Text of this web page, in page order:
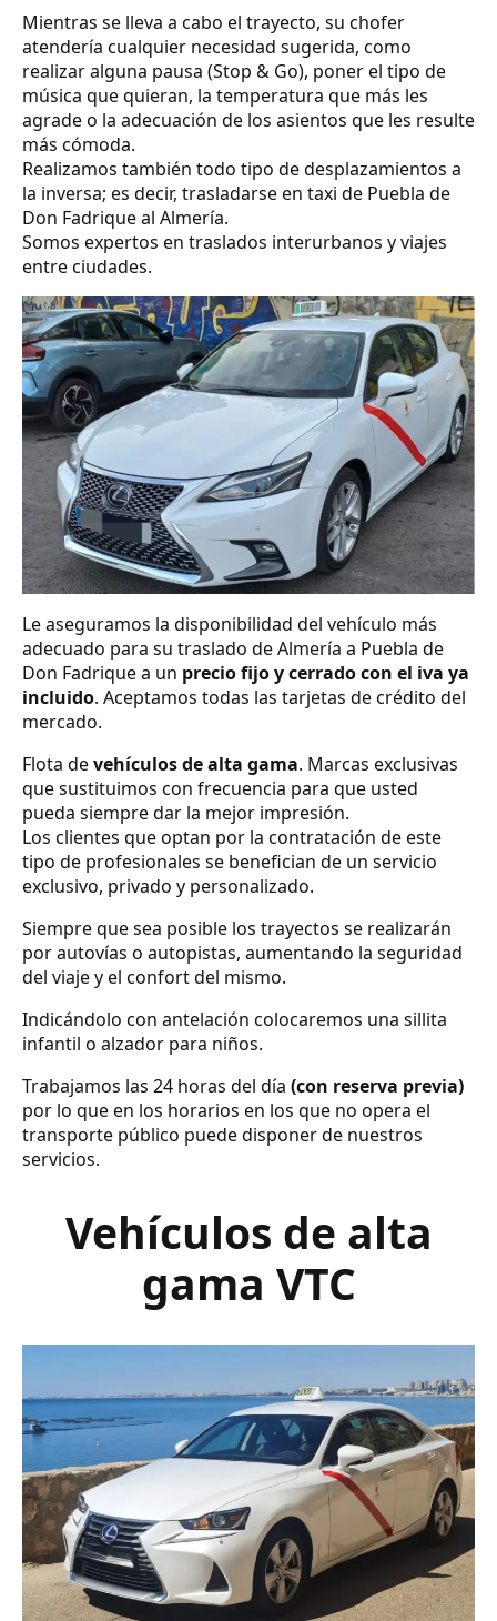
Mientras se lleva a cabo el trayecto, su chofer
atendería cualquier necesidad sugerida, como
realizar alguna pausa (Stop & Go), poner el tipo de
música que quieran, la temperatura que más les
agrade o la adecuación de los asientos que les resulte
más cómoda.
Realizamos también todo tipo de desplazamientos a
la inversa; es decir, trasladarse en taxi de Puebla de
Don Fadrique al Almería.
Somos expertos en traslados interurbanos y viajes
entre ciudades.
Le aseguramos la disponibilidad del vehículo más
adecuado para su traslado de Almería a Puebla de
Don Fadrique a un precio fijo y cerrado con el iva ya
incluido. Aceptamos todas las tarjetas de crédito del
mercado.
Flota devehículos de alta gama. Marcas exclusivas
que sustituimos con frecuencia para que usted
pueda siempre dar la mejor impresión.
Los clientes que optan por la contratación de este
tipo de profesionales se benefician de un servicio
exclusivo, privado y personalizado.
Siempre que sea posible los trayectos se realizarán
por autovías o autopistas, aumentando la seguridad
del viaje y el confort del mismo.
Indicándolo con antelación colocaremos una sillita
infantil o alzador para niños.
Trabajamos las 24 horas del día (con reserva previa)
por lo que en los horarios en los que no opera el
transporte público puede disponer de nuestros
servicios.
Vehículos de alta
gama VTC